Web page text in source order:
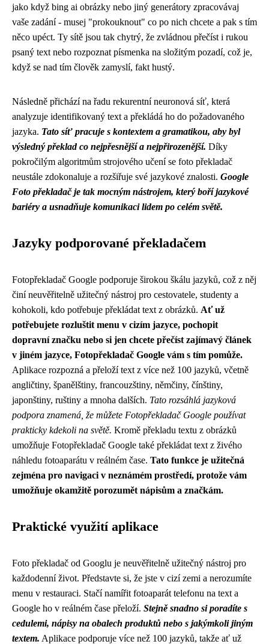
jako když bing ai obrázky nebo jiný generátory zpracovávaj
vaše zadání - musej "prokouknout" co po nich chcete a pak s tím
něco upéct. Ty sítě jsou tak chytrý, že zvládnou přečíst i rukou
psaný text nebo rozpoznat písmenka na složitým pozadí, což je,
když se nad tím člověk zamyslí, fakt hustý.
Následně přichází na řadu rekurentní neuronová síť, která
analyzuje identifikovaný text a překládá ho do požadovaného
jazyka. Tato síť pracuje s kontextem a gramatikou, aby byl
výsledný překlad co nejpřesnější a nejpřirozenější. Díky
pokročilým algoritmům strojového učení se foto překladač
neustále zdokonaluje a rozšiřuje své jazykové znalosti. Google
Foto překladač je tak mocným nástrojem, který boří jazykové
bariéry a usnadňuje komunikaci lidem po celém světě.
Jazyky podporované překladačem
Fotopřekladač Google podporuje širokou škálu jazyků, což z něj
činí neuvěřitelně užitečný nástroj pro cestovatele, studenty a
kohokoli, kdo potřebuje překládat text z obrázků. Ať už
potřebujete rozluštit menu v cizím jazyce, pochopit
dopravní značku nebo si jen chcete přečíst zajímavý článek
v jiném jazyce, Fotopřekladač Google vám s tím pomůže.
Aplikace rozpozná a přeloží text z více než 100 jazyků, včetně
angličtiny, španělštiny, francouzštiny, němčiny, čínštiny,
japonštiny, ruštiny a mnoha dalších. Tato rozsáhlá jazyková
podpora znamená, že můžete Fotopřekladač Google používat
prakticky kdekoli na světě. Kromě překladu textu z obrázků
umožňuje Fotopřekladač Google také překládat text z živého
náhledu fotoaparátu v reálném čase. Tato funkce je užitečná
zejména pro navigaci v neznámém prostředí, protože vám
umožňuje okamžitě porozumět nápisům a značkám.
Praktické využití aplikace
Foto překladač od Googlu je neuvěřitelně užitečný nástroj pro
každodenní život. Představte si, že jste v cizí zemi a nerozumíte
menu v restauraci. Stačí namířit fotoaparát telefonu na text a
Google ho v reálném čase přeloží. Stejně snadno si poradíte s
cedulemi, nápisy na obalech produktů nebo s jakýmkoli jiným
textem. Aplikace podporuje více než 100 jazyků, takže ať už